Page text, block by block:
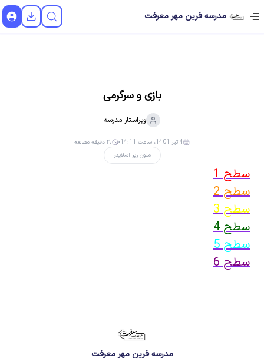
مدرسه فرین مهر معرفت
بازی و سرگرمی
ویراستار مدرسه
متون زیر اسلایدر
4 تیر 1401، ساعت 14:11 ۲۰ دقیقه مطالعه
سطح 1
سطح 2
سطح 3
سطح 4
سطح 5
سطح 6
مدرسه فرین مهر معرفت